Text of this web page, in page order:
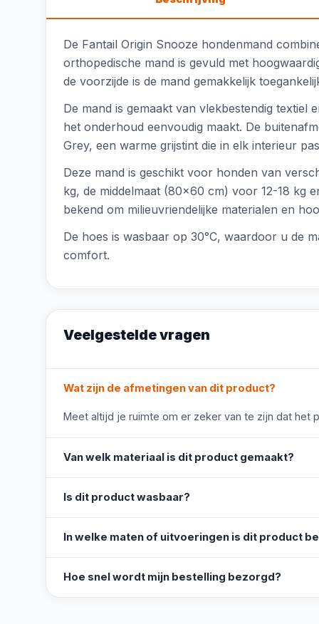
De Fantail Origin Snooze hondenmand
orthopedische mand is gevuld met
de voorzijde is de mand gemakkelijk
De mand is gemaakt van vlekbestendig
het onderhoud eenvoudig maakt. De
Grey, een warme grijstint die in elk interieur
Deze mand is geschikt voor honden van
kg, de middelmaat (80x60 cm) voor 12-18 kg
bekend om milieuvriendelijke materialen en
De hoes is wasbaar op 30°C, waardoor u de
comfort.
Veelgestelde vragen
Wat zijn de afmetingen van dit product?
Meet altijd je ruimte om er zeker van te zijn dat het
Van welk materiaal is dit product gemaakt?
Is dit product wasbaar?
In welke maten of uitvoeringen is dit product
Hoe snel wordt mijn bestelling bezorgd?